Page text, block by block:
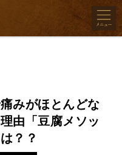
みがほとんどな
由「豆腐メソッ
？？